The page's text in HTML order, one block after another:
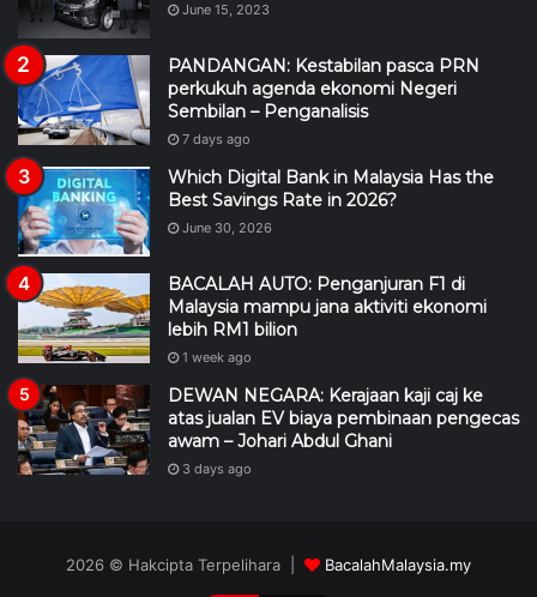
June 15, 2023
PANDANGAN: Kestabilan pasca PRN
perkukuh agenda ekonomi Negeri
Sembilan – Penganalisis
7 days ago
Which Digital Bank in Malaysia Has the
Best Savings Rate in 2026?
June 30, 2026
BACALAH AUTO: Penganjuran F1 di
Malaysia mampu jana aktiviti ekonomi
lebih RM1 bilion
1 week ago
DEWAN NEGARA: Kerajaan kaji caj ke
atas jualan EV biaya pembinaan pengecas
awam – Johari Abdul Ghani
3 days ago
2026 © Hakcipta Terpelihara | BacalahMalaysia.my